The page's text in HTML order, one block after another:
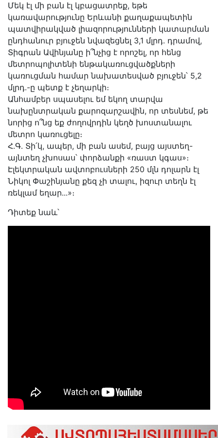
Մեկ էլ մի բան էլ կբացատրեք, եթե
կառավարությունը Երևանի քաղաքապետին
պատվիրակված լիազորությունների կատարման
ընդհանուր բյուջեն նվազեցնել 3,1 մլրդ․ դրամով,
Տիգրան Ավինյանը ի՞նչից է որոշել, որ հենց
մետրոպոլիտենի ենթակառուցվածքների
կառուցման համար նախատեսված բյուջեն՝ 5,2
մլրդ․-ը պետք է չեղարկի։
Անհամբեր սպասելու եմ եկող տարվա
նախընտրական քարոզարշավին, որ տեսնեմ, թե
նորից ո՞նց եք ժողովրդին կեղծ խոստանալու
մետրո կառուցելը։
Հ․Գ․ Տի՛կ, ապեր, մի բան ասեմ, բայց այստեղ-
այնտեղ չխոսաս՝ փորձանքի «ռաստ կգաս»։
Էլեկտրական ավտոբուսների 250 մլն դոլարն էլ
Նիկոլ Փաշինյանը քեզ չի տալու, իզուր տեղն էլ
ռեկլամ եղար․․․»։
Դիտեք նաև՝